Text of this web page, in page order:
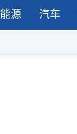
能源 汽车